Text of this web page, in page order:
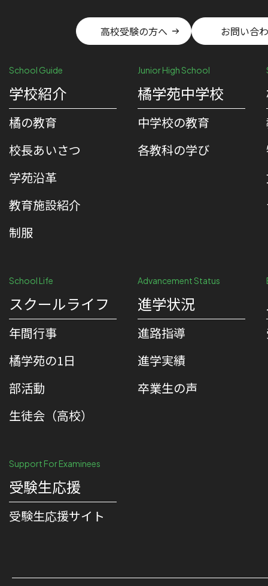
高校受験の方へ お問い合
School Guide
学校紹介
橘の教育
校⻑あいさつ
学苑沿革
教育施設紹介
制服
Junior High School
橘学苑中学校
中学校の教育
各教科の学び
School Life
スクールライフ
年間行事
橘学苑の1⽇
部活動
生徒会（高校）
Advancement Status
進学状況
進路指導
進学実績
卒業生の声
Support For Examinees
受験生応援
受験⽣応援サイト